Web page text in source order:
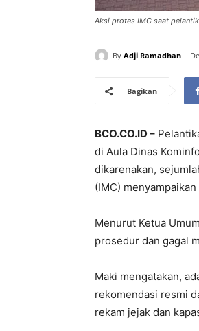
Aksi protes IMC saat
By Adji Ramadhan
Bagikan
BCO.CO.ID –
di Aula Dinas
dikarenakan,
(IMC)
Menurut Ketua
prosedur dan gagal
Maki mengatakan,
rekomendasi resmi
rekam jejak dan